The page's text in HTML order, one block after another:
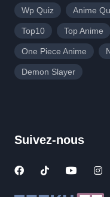
Wp Quiz Anime
Top10 Top Anime
One Piece Anime
Demon Slayer
Suivez-nous